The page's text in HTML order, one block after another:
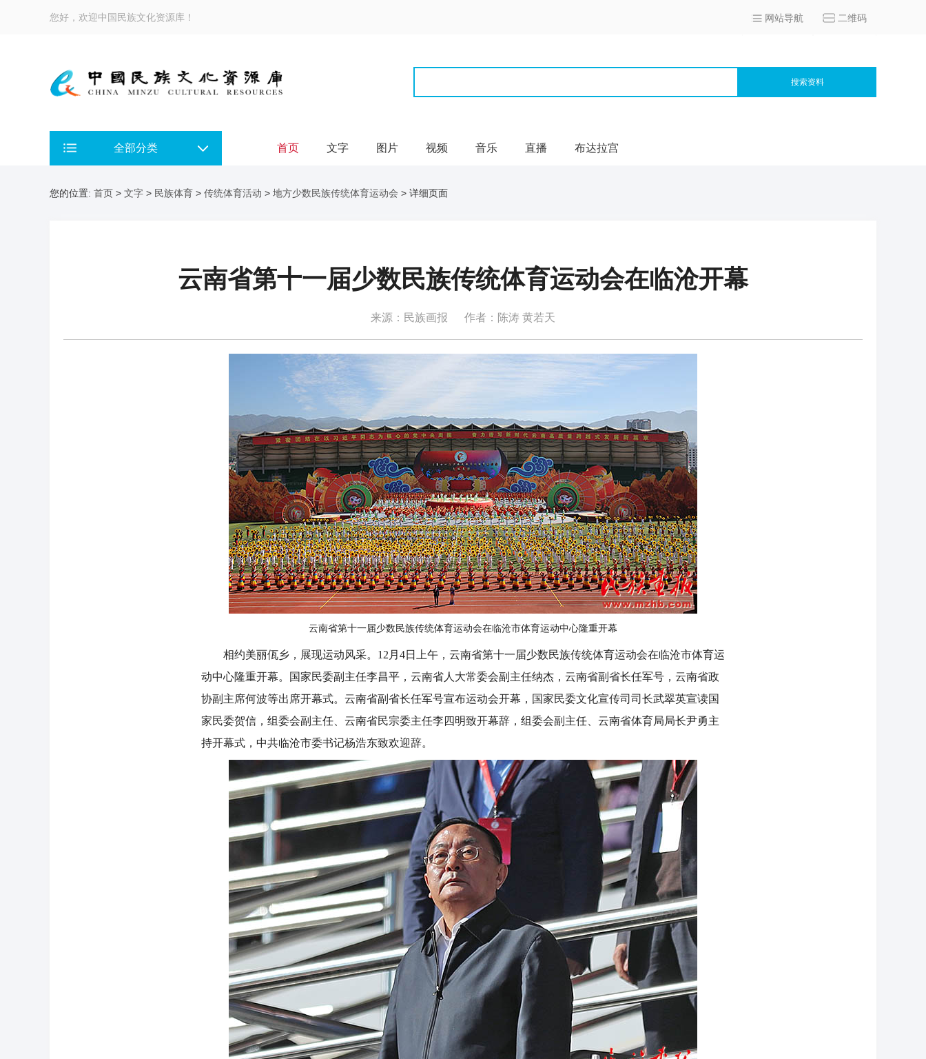
您好，欢迎中国民族文化资源库！ 网站导航 二维码
搜索资料
全部分类 首页 文字 图片 视频 音乐 直播 布达拉宫
您的位置: 首页 > 文字 > 民族体育 > 传统体育活动 > 地方少数民族传统体育运动会 > 详细页面
云南省第十一届少数民族传统体育运动会在临沧开幕
来源：民族画报 作者：陈涛 黄若天
云南省第十一届少数民族传统体育运动会在临沧市体育运动中心隆重开幕
相约美丽佤乡，展现运动风采。12月4日上午，云南省第十一届少数民族传统体育运动会在临沧市体育运
动中心隆重开幕。国家民委副主任李昌平，云南省人大常委会副主任纳杰，云南省副省长任军号，云南省政
协副主席何波等出席开幕式。云南省副省长任军号宣布运动会开幕，国家民委文化宣传司司长武翠英宣读国
家民委贺信，组委会副主任、云南省民宗委主任李四明致开幕辞，组委会副主任、云南省体育局局长尹勇主
持开幕式，中共临沧市委书记杨浩东致欢迎辞。